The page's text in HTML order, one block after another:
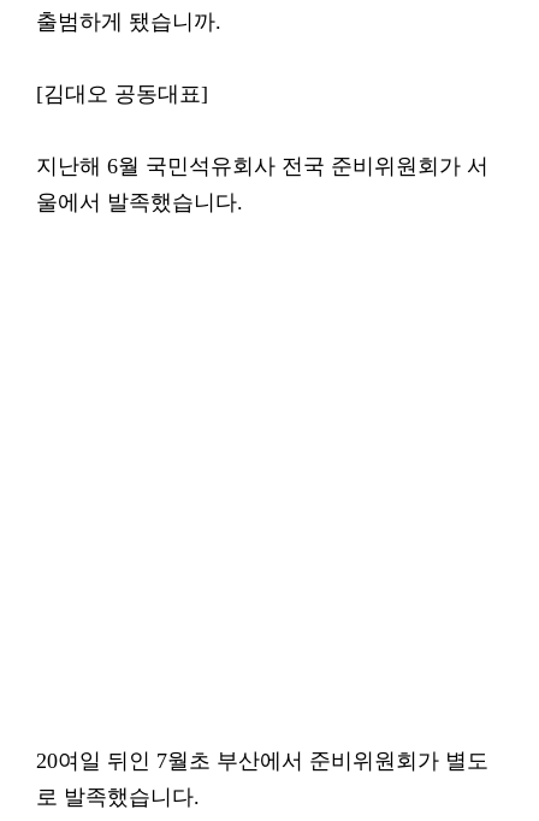
출범하게 됐습니까.
[김대오 공동대표]
지난해 6월 국민석유회사 전국 준비위원회가 서
울에서 발족했습니다.
20여일 뒤인 7월초 부산에서 준비위원회가 별도
로 발족했습니다.